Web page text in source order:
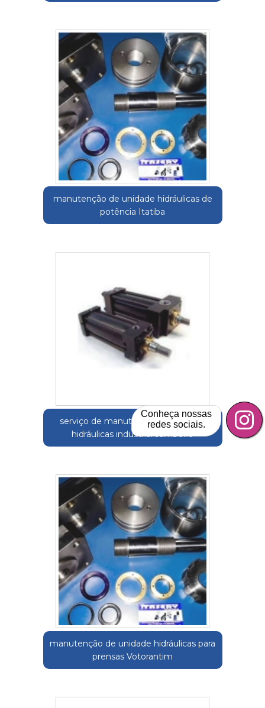
manutenção de unidade hidráulicas de
potência Itatiba
serviço de manutenção de unidade
hidráulicas industrial Jambeiro
manutenção de unidade hidráulicas para
prensas Votorantim
Conheça nossas
redes sociais.